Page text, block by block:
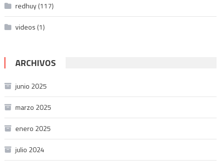
redhuy(117)
videos (1)
ARCHIVOS
junio 2025
marzo 2025
enero 2025
julio 2024